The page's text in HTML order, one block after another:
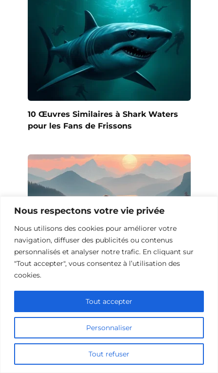
Nous respectons votre vie privée
Nous utilisons des cookies pour améliorer votre
navigation, diffuser des publicités ou contenus
personnalisés et analyser notre trafic. En cliquant sur
"Tout accepter", vous consentez à l’utilisation des
cookies.
Personnaliser
Tout refuser
Tout accepter
10 Œuvres Similaires à Shark Waters
pour les Fans de Frissons
10 Films et Séries Similaires à